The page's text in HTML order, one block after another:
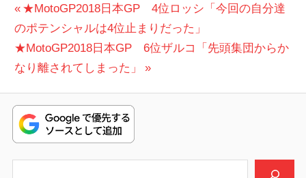
投
稿
ナ
ビ
ゲ
ー
前
の
投
稿:
★MotoGP2018日本GP 4位ロッシ「今回の自分達
のポテンシャルは4位止まりだった」
次
の
稿:
★MotoGP2018日本GP 6位ザルコ「先頭集団からか
なり離されてしまった」